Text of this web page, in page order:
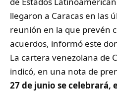
llegaron a Caracas en las
reunión en la que prevén
acuerdos, informó este
La cartera venezolana de
indicó, en una nota de
27 de junio se celebrará,